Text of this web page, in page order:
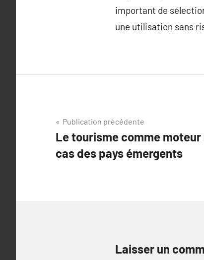
important de
une utilisation sans
Navigation
de
l’article
Publication précédente
Le tourisme comme
cas des pays émergents
Laisser un